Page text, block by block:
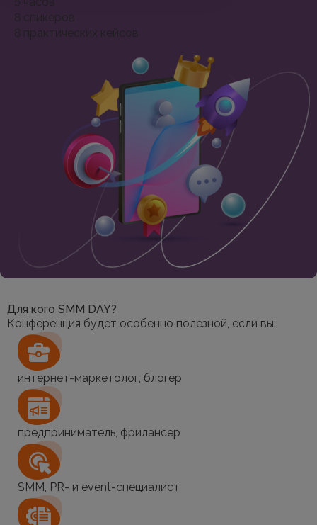
8 спикеров
8 практических кейсов
Для кого SMM DAY?
Конференция будет особенно полезной, если вы:
интернет-маркетолог, блогер
предприниматель, фрилансер
SMM, PR- и event-специалист